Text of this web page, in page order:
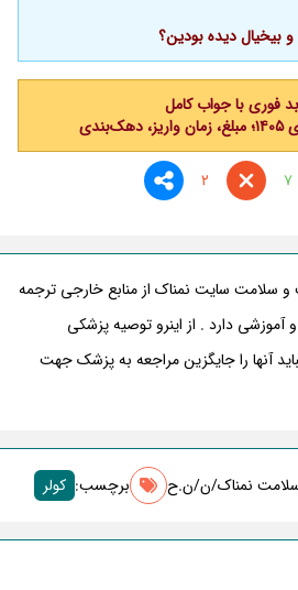
بیخیال دیده بودین؟
فوری با جواب کامل
7
2
سایت نمناک از منابع خارجی ترجمه
آموزشی دارد . از اینرو توصیه پزشکی
آنها را جایگزین مراجعه به پزشک جهت
نمناک/ن/ن.ح برچسب‌: کولر